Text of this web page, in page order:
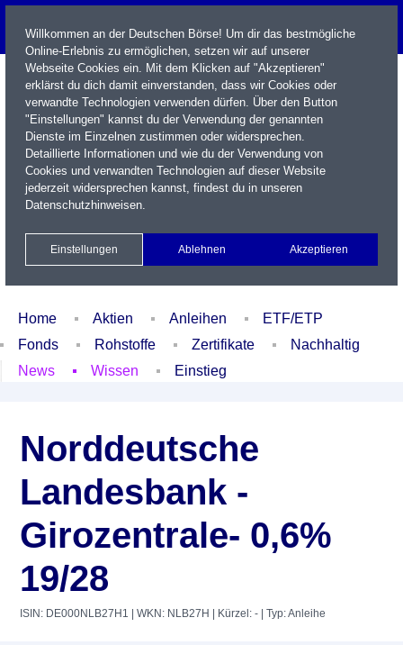
Name / WKN / ISIN / Kürzel
Xetra Realtime
Watchlist Portfolio Login
Home Aktien Anleihen
ETF/ETP
Fonds
Rohstoffe Zertifikate
Nachhaltig
News
Wissen Einstieg
Norddeutsche
Landesbank -
Girozentrale- 0,6%
19/28
ISIN: DE000NLB27H1 | WKN: NLB27H | Kürzel: - | Typ: Anleihe
Willkommen an der Deutschen Börse! Um dir das bestmögliche
Online-Erlebnis zu ermöglichen, setzen wir auf unserer
Webseite Cookies ein. Mit dem Klicken auf "Akzeptieren"
erklärst du dich damit einverstanden, dass wir Cookies oder
verwandte Technologien verwenden dürfen. Über den Button
"Einstellungen" kannst du der Verwendung der genannten
Dienste im Einzelnen zustimmen oder widersprechen.
Detaillierte Informationen und wie du der Verwendung von
Cookies und verwandten Technologien auf dieser Website
jederzeit widersprechen kannst, findest du in unseren
Datenschutzhinweisen.
Einstellungen Ablehnen Akzeptieren